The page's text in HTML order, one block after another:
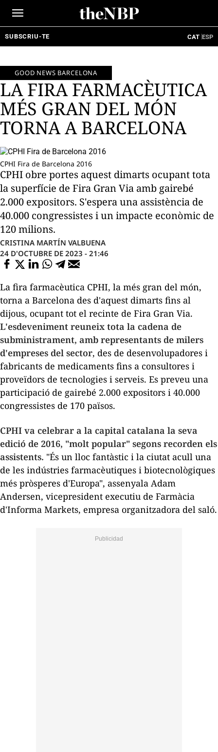
SUBSCRIU-TE CAT ESP
GOOD NEWS BARCELONA
LA FIRA FARMACÈUTICA
MÉS GRAN DEL MÓN
TORNA A BARCELONA
CPHI Fira de Barcelona 2016
CPHI obre portes aquest dimarts ocupant tota
la superfície de Fira Gran Via amb gairebé
2.000 expositors. S'espera una assistència de
40.000 congressistes i un impacte econòmic de
120 milions.
CRISTINA MARTÍN VALBUENA
24 D'OCTUBRE DE 2023 - 21:46
La fira farmacèutica CPHI, la més gran del món,
torna a Barcelona des d'aquest dimarts fins al
dijous, ocupant tot el recinte de Fira Gran Via.
L'esdeveniment reuneix tota la cadena de
subministrament, amb representants de milers
d'empreses del sector, des de desenvolupadores i
fabricants de medicaments fins a consultores i
proveïdors de tecnologies i serveis. Es preveu una
participació de gairebé 2.000 expositors i 40.000
congressistes de 170 països.
CPHI va celebrar a la capital catalana la seva
edició de 2016, "molt popular" segons recorden els
assistents. "És un lloc fantàstic i la ciutat acull una
de les indústries farmacèutiques i biotecnològiques
més pròsperes d'Europa", assenyala Adam
Andersen, vicepresident executiu de Farmàcia
d'Informa Markets, empresa organitzadora del saló.